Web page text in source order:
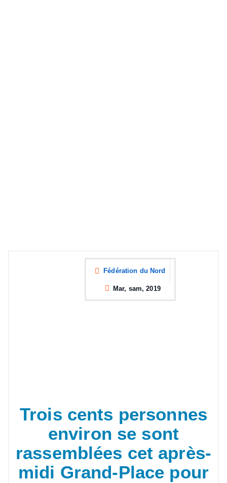
Fédération du Nord
Mar, sam, 2019
Trois cents personnes
environ se sont
rassemblées cet après-
midi Grand-Place pour